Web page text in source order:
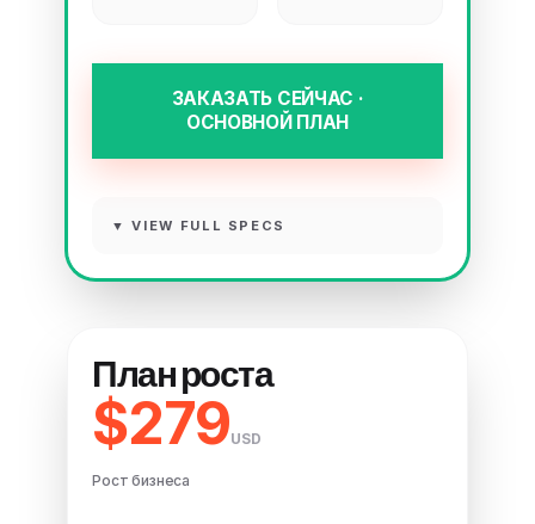
ЗАКАЗАТЬ СЕЙЧАС ·
ОСНОВНОЙ ПЛАН
▼ VIEW FULL SPECS
План роста
$279USD
Рост бизнеса